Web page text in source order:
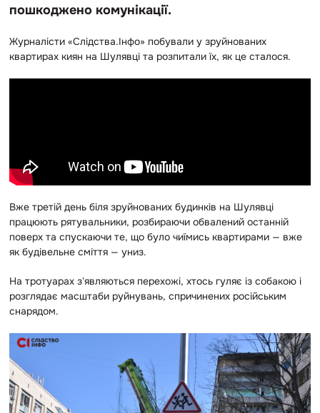
пошкоджено комунікації.
Журналісти «Слідства.Інфо» побували у зруйнованих
квартирах киян на Шулявці та розпитали їх, як це сталося.
Вже третій день біля зруйнованих будинків на Шулявці
працюють рятувальники, розбираючи обвалений останній
поверх та спускаючи те, що було чиїмись квартирами — вже
як будівельне сміття — униз.
На тротуарах зʼявляються перехожі, хтось гуляє із собакою і
розглядає масштаби руйнувань, спричинених російським
снарядом.